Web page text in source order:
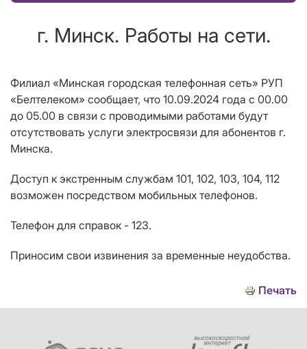
г. Минск. Работы на сети.
Филиал «Минская городская телефонная сеть» РУП
«Белтелеком» сообщает, что 10.09.2024 года с 00.00
до 05.00 в связи с проводимыми работами будут
отсутствовать услуги электросвязи для абонентов г.
Минска.
Доступ к экстренным службам 101, 102, 103, 104, 112
возможен посредством мобильных телефонов.
Телефон для справок - 123.
Приносим свои извинения за временные неудобства.
Печать